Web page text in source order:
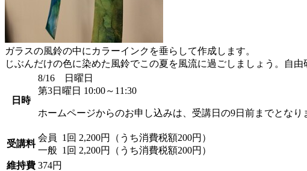
ガラスの風鈴の中にカラーインクを垂らして作成します。
じぶんだけの色に染めた風鈴でこの夏を風流に過ごしましょう。自由
日時
8/16 日曜日
第3日曜日 10:00～11:30
ホームページからのお申し込みは、受講日の9日前までとなり
受講料
会員
1回 2,200円（うち消費税額200円）
一般 1回 2,200円（うち消費税額200円）
維持費 374円